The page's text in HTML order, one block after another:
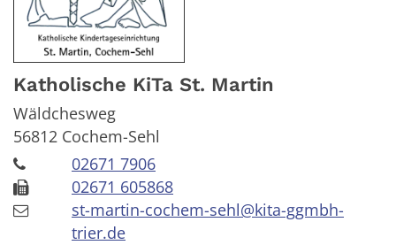
Katholische KiTa St. Martin
Wäldchesweg
56812 Cochem-Sehl
02671 7906
02671 605868
st-martin-cochem-sehl@kita-ggmbh-
trier.de